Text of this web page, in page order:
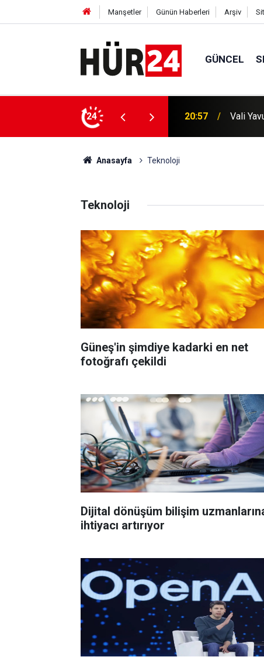
Manşetler Günün Haberleri Arşiv
GÜNCEL
24 20:44
var
Anasayfa Teknoloji
Teknoloji
Güneş'in şimdiye kadarki en net
fotoğrafı çekildi
Dijital dönüşüm bilişim
ihtiyacı artırıyor